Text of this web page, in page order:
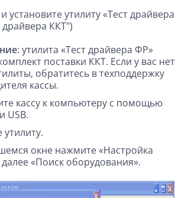
установите утилиту «Тест драйвера
драйвера ККТ")
: утилита «Тест драйвера ФР»
поставки ККТ. Если у вас нет
обратитесь в техподдержку
кассы.
кассу к компьютеру с помощью
USB.
утилиту.
окне нажмите «Настройка
далее «Поиск оборудования».